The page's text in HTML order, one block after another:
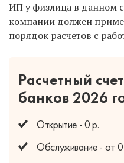
ИП у физлица в данном
компании должен
порядок расчетов с
Расчетный
банков 2026
Открытие - 0 р.
Обслуживание - от